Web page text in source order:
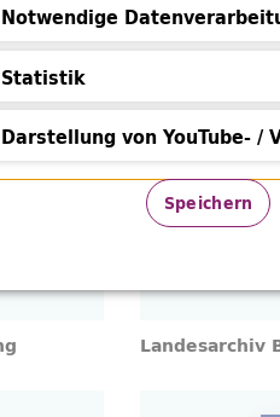
Israelitische
Landesarchiv
Notwendige
Datenverarbeitung
Statistik
Darstellung von YouTube- /
von YouTube- /
Speichern